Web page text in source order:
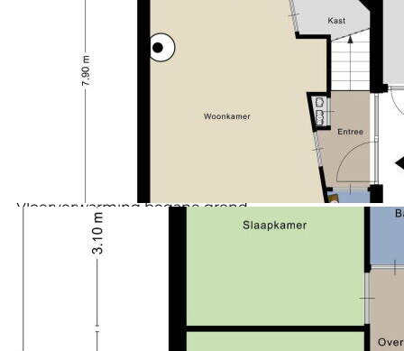
Diepe achtertuin op het oosten, aan het huis treft u
een heerlijke veranda, de tuin is voorzien van
bestrating, kunstgras en diverse houten opstallen.
- Vloerverwarming begane grond
- Kunststof kozijnen
- Energielabel A
Wonen in Dronten
Aangebouwde stenen garage
1 auto
Soort parkeergelegenheid
Openbaar parkeren